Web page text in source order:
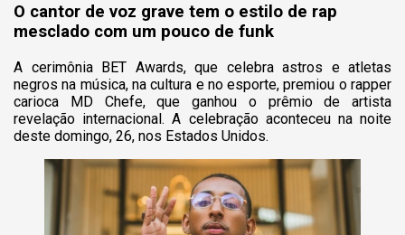
O cantor de voz grave tem o estilo de rap
mesclado com um pouco de funk
A cerimônia BET Awards, que celebra astros e atletas
negros na música, na cultura e no esporte, premiou o rapper
carioca MD Chefe, que ganhou o prêmio de artista
revelação internacional. A celebração aconteceu na noite
deste domingo, 26, nos Estados Unidos.